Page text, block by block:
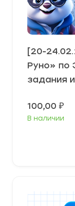
[20-
Руно» по
задания
100,00 ₽
В наличии